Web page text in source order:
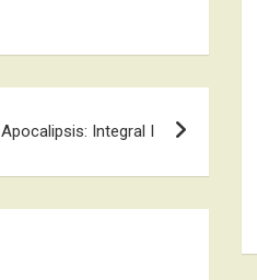
Apocalipsis: Integral I